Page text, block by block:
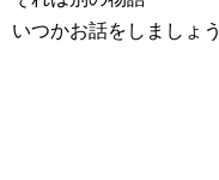
いつかお話をしましょう